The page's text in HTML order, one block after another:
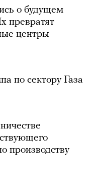
о будущем
превратят
центры
по сектору Газа
производству